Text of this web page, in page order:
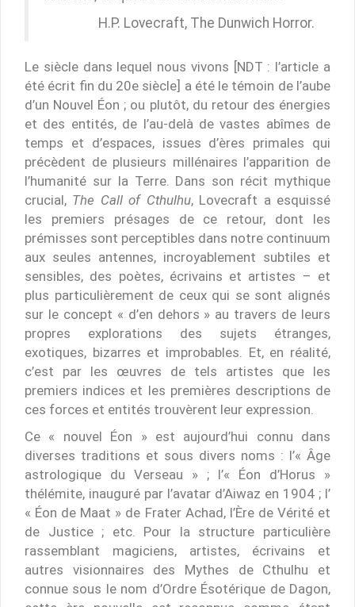
H.P. Lovecraft, The Dunwich Horror.
Le siècle dans lequel nous vivons [NDT : l’article a
été écrit fin du 20e siècle] a été le témoin de l’aube
d’un Nouvel Éon ; ou plutôt, du retour des énergies
et des entités, de l’au-delà de vastes abîmes de
temps et d’espaces, issues d’ères primales qui
précèdent de plusieurs millénaires l’apparition de
l’humanité sur la Terre. Dans son récit mythique
crucial, The Call of Cthulhu, Lovecraft a esquissé
les premiers présages de ce retour, dont les
prémisses sont perceptibles dans notre continuum
aux seules antennes, incroyablement subtiles et
sensibles, des poètes, écrivains et artistes – et
plus particulièrement de ceux qui se sont alignés
sur le concept « d’en dehors » au travers de leurs
propres explorations des sujets étranges,
exotiques, bizarres et improbables. Et, en réalité,
c’est par les œuvres de tels artistes que les
premiers indices et les premières descriptions de
ces forces et entités trouvèrent leur expression.
Ce « nouvel Éon » est aujourd’hui connu dans
diverses traditions et sous divers noms : l’« Âge
astrologique du Verseau » ; l’« Éon d’Horus »
thélémite, inauguré par l’avatar d’Aiwaz en 1904 ; l’
« Éon de Maat » de Frater Achad, l’Ère de Vérité et
de Justice ; etc. Pour la structure particulière
rassemblant magiciens, artistes, écrivains et
autres visionnaires des Mythes de Cthulhu et
connue sous le nom d’Ordre Ésotérique de Dagon,